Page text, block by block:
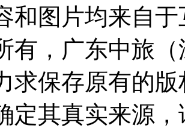
和图片均来自
有，广东中旅
求保存原有的
定其真实来源